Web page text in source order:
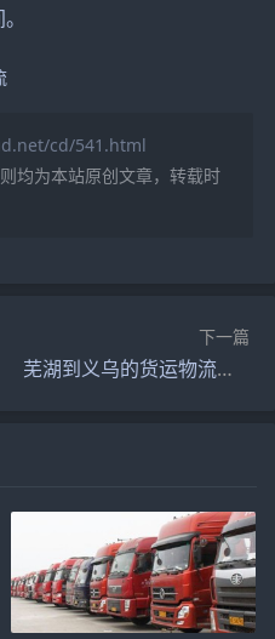
cd/541.html
均为本站原创文章，转载时
下一篇
芜湖到义乌的货运物流电话